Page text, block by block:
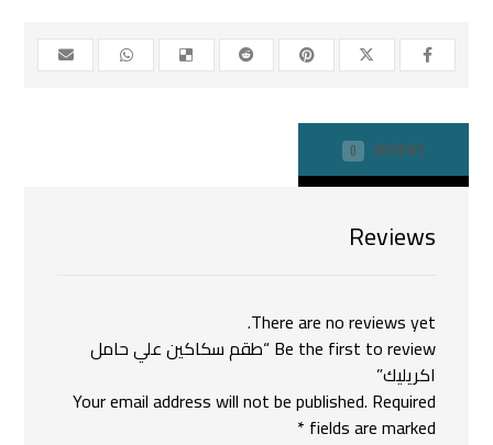
REVIEWS
0
Reviews
There are no reviews yet.
Be the first to review “طقم سكاكين علي حامل
اكريليك”
Your email address will not be published. Required
fields are marked
*